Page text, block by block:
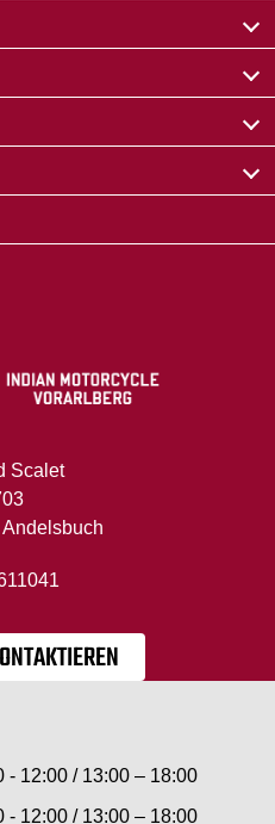
Scalet
- 12:00 / 13:00 – 18:00
- 12:00 / 13:00 – 18:00